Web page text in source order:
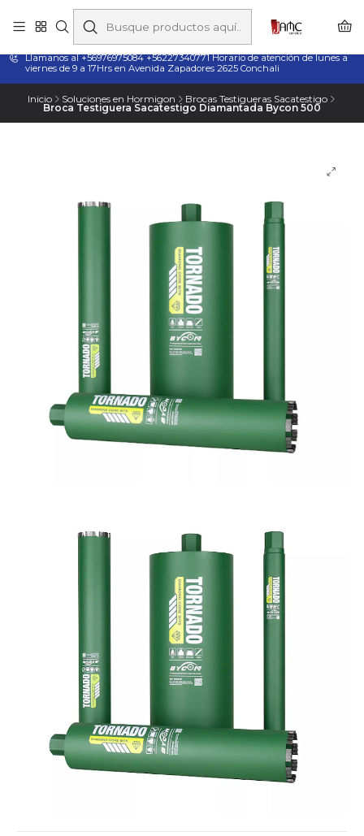
Taladros Magnéticos en Chile | Venta, Arriendo y Servicio
Técnico
Llamanos al +56976975084 +56227340771 Horario de atención de lunes a
viernes de 9 a 17Hrs en Avenida Zapadores 2625 Conchali
Inicio Soluciones en Hormigon Brocas Testigueras Sacatestigo
Broca Testiguera Sacatestigo Diamantada Bycon 500